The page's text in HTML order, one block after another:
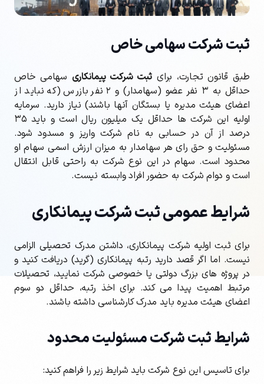
ثبت شرکت سهامی خاص
طبق قانون تجارت، برای ثبت شرکت پیمانکاری سهامی خاص
حداقل به ۳ نفر عضو (سهامدار) و ۲ نفر بازرس (که نباید از
اعضای هیئت مدیره یا بستگان آنها باشند) نیاز دارید. سرمایه
اولیه این شرکت ها حداقل یک میلیون ریال است و باید ۳۵
درصد از آن در حسابی به نام شرکت واریز و مسدود شود.
مسئولیت و حق رای هر سهامدار به میزان ارزش اسمی سهام او
محدود است. سهام در این نوع شرکت به راحتی قابل انتقال
است و دوام شرکت به حضور افراد وابسته نیست.
شرایط عمومی ثبت شرکت پیمانکاری
برای ثبت اولیه شرکت پیمانکاری، داشتن مدرک تحصیلی الزامی
نیست. اما اگر قصد دارید رتبه پیمانکاری (گرید) دریافت کنید و
در پروژه های بزرگ دولتی یا خصوصی شرکت نمایید، تحصیلات
مرتبط اهمیت پیدا می کند. برای اخذ رتبه، حداقل دو سوم
اعضای هیئت مدیره باید مدرک کارشناسی داشته باشند.
شرایط ثبت شرکت مسئولیت محدود
برای تاسیس این نوع شرکت باید شرایط زیر را فراهم کنید: